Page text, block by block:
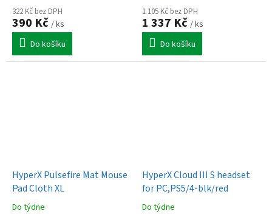
322 Kč bez DPH
390 Kč / ks
Do košíku
1 105 Kč bez DPH
1 337 Kč / ks
Do košíku
HyperX Pulsefire Mat Mouse
Pad Cloth XL
Do týdne
HyperX Cloud III S headset
for PC,PS5/4-blk/red
Do týdne